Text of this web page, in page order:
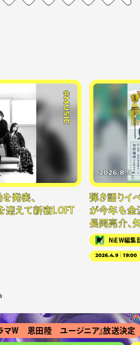
#MUSIC
発表、
迎えて新宿LOFT
2026.8.9
弾き語りイ
が今年も金
長岡亮介、
NiEW編集
2026.4.9｜19:00
マＷ 恩田陸 ユージニア』放送決定